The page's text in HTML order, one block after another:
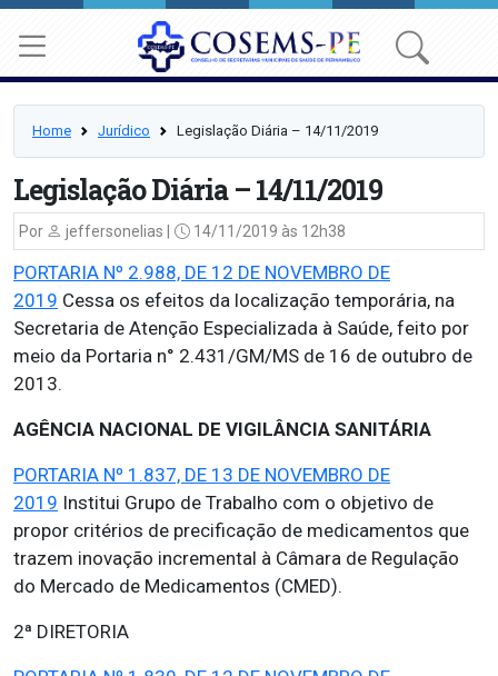
Home Jurídico Legislação Diária – 14/11/2019
Legislação Diária – 14/11/2019
Por jeffersonelias | 14/11/2019 às 12h38
PORTARIA Nº 2.988, DE 12 DE NOVEMBRO DE
2019 Cessa os efeitos da localização temporária, na
Secretaria de Atenção Especializada à Saúde, feito por
meio da Portaria n° 2.431/GM/MS de 16 de outubro de
2013.
AGÊNCIA NACIONAL DE VIGILÂNCIA SANITÁRIA
PORTARIA Nº 1.837, DE 13 DE NOVEMBRO DE
2019 Institui Grupo de Trabalho com o objetivo de
propor critérios de precificação de medicamentos que
trazem inovação incremental à Câmara de Regulação
do Mercado de Medicamentos (CMED).
2ª DIRETORIA